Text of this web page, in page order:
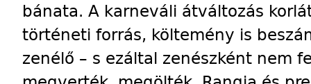
bánata. A karneváli átváltozás
történeti forrás, költemény is
zenélő – s ezáltal zenészként nem